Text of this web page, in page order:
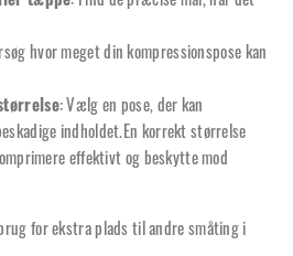
hvor meget din kompressionspose kan
: Vælg en pose, der kan
indholdet.En korrekt størrelse
effektivt og beskytte mod
for ekstra plads til andre småting i